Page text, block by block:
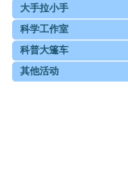
大手拉小手
科学工作室
科普大篷车
其他活动